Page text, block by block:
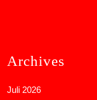
Archives
Juli 2026